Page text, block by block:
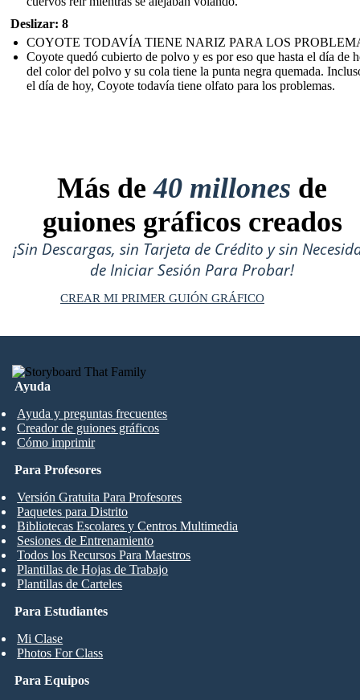
Deslizar: 8
COYOTE TODAVÍA TIENE NARIZ PARA LOS
Coyote quedó cubierto de polvo y es por eso que hasta el día de
del color del polvo y su cola tiene la punta negra quemada.
el día de hoy, Coyote todavía tiene olfato para los problemas.
Más de40 millones de
guiones gráficos creados
¡Sin Descargas, sin Tarjeta de Crédito y sin
de Iniciar Sesión Para Probar!
CREAR MI PRIMER GUIÓN GRÁFICO
Ayuda
Ayuda y preguntas frecuentes
Creador de guiones gráficos
Cómo imprimir
Para Estudiantes
Mi Clase
Photos For Class
Para Profesores
Versión Gratuita Para Profesores
Paquetes para Distrito
Bibliotecas Escolares y Centros Multimedia
Sesiones de Entrenamiento
Todos los Recursos Para Maestros
Plantillas de Hojas de Trabajo
Plantillas de Carteles
Para Equipos